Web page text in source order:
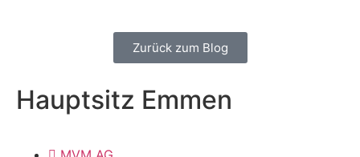
Zurück zum Blog
Hauptsitz Emmen